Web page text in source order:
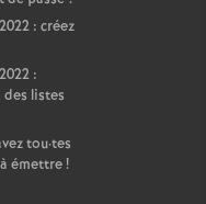
: créez
:
listes
tou·tes
émettre!